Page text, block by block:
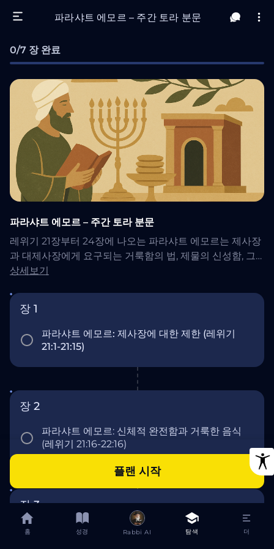
파라샤트 에모르 – 주간 토라 분문
0/7 장 완료
파라샤트 에모르 – 주간 토라 분문
레위기 21장부터 24장에 나오는 파라샤트 에모르는 제사장
과 대제사장에게 요구되는 거룩함의 법, 제물의 신성함, 그
리고 유대 절기의 의식적 달력에 대해 다룹니다. 또한 메노
있습니다. 이 일주일간의 학습 계획은 각 구절(알리야)을 깊
이 있게 탐구하며, 고대 이스라엘의 거룩함, 공동체 축제, 정
의라는 주제를 학습자에게 안내합니다.
상세보기
장 1
파라샤트 에모르: 제사장에 대한 제한 (레위기
21:1-21:15)
장 2
파라샤트 에모르: 신체적 완전함과 거룩한 음식
(레위기 21:16-22:16)
장 3
파라샤트 에모르: 제물과 거룩함 (레위기 22:17-
플랜 시작
홈 성경 Rabbi AI 탐색 더